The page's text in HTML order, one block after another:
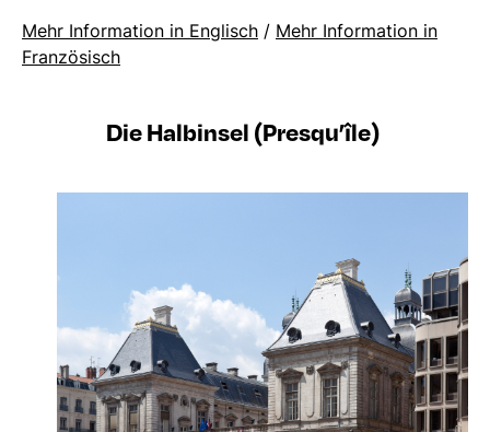
Mehr Information in Englisch / Mehr Information in
Französisch
Die Halbinsel (Presqu’île)